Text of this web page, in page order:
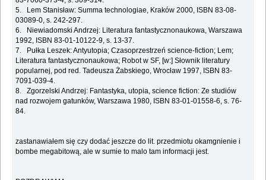
5. Lem Stanisław: Summa technologiae, Kraków 2000, ISBN 83-08-
03089-0, s. 242-297.
6. Niewiadomski Andrzej: Literatura fantastycznonaukowa, Warszawa
1992, ISBN 83-01-10122-9, s. 13-37.
7. Pułka Leszek: Antyutopia; Czasoprzestrzeń science-fiction; Lem;
Literatura fantastycznonaukowa; Robot w SF, [w:] Słownik literatury
popularnej, pod red. Tadeusza Żabskiego, Wrocław 1997, ISBN 83-
7091-039-4.
8. Zgorzelski Andrzej: Fantastyka, utopia, science fiction: Ze studiów
nad rozwojem gatunków, Warszawa 1980, ISBN 83-01-01558-6, s. 76-
84.
zastanawiałem się czy dodać jeszcze do lit. przedmiotu okamgnienie i
bombe megabitową, ale w sumie to malo tam informacji jest.